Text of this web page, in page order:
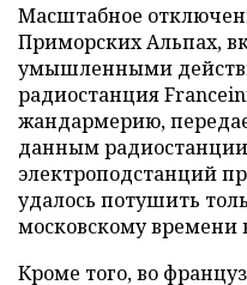
Масштабное
Приморских Альпах,
умышленными
радиостанция
жандармерию,
данным
электроподстанций
удалось потушить
московскому времени
Кроме того, во